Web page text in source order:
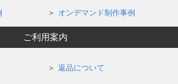
オンデマンド制作事例
ご利用案内
返品について